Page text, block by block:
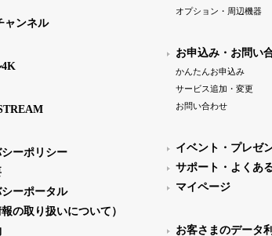
ャンネル
4K
ーポリシー
ーポータル
報の取り扱いについて）
オプション・周辺機器
お申込み・お問い
かんたんお申込み
サービス追加・変更
お問い合わせ
イベント・プレゼ
サポート・よくあ
マイページ
お客さまのデータ